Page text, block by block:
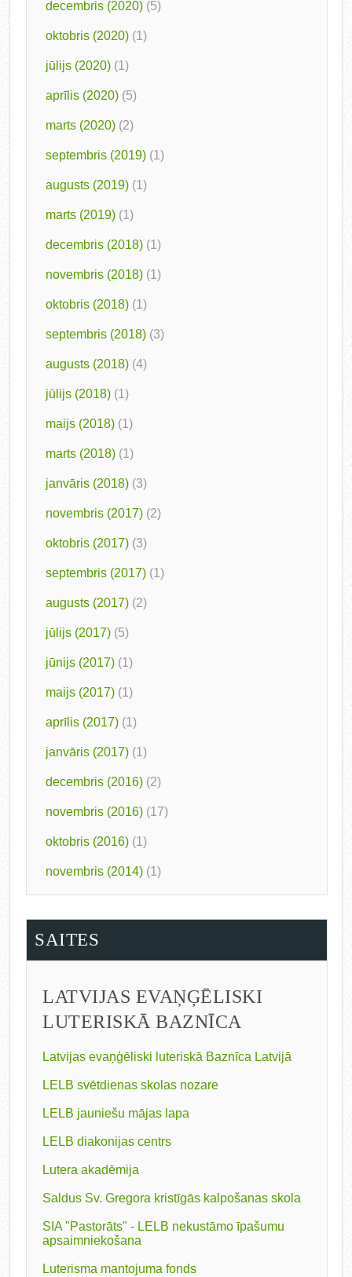
decembris (2020) (5)
oktobris (2020) (1)
jūlijs (2020) (1)
aprīlis (2020) (5)
marts (2020) (2)
septembris (2019) (1)
augusts (2019) (1)
marts (2019) (1)
decembris (2018) (1)
novembris (2018) (1)
oktobris (2018) (1)
septembris (2018) (3)
augusts (2018) (4)
jūlijs (2018) (1)
maijs (2018) (1)
marts (2018) (1)
janvāris (2018) (3)
novembris (2017) (2)
oktobris (2017) (3)
septembris (2017) (1)
augusts (2017) (2)
jūlijs (2017) (5)
jūnijs (2017) (1)
maijs (2017) (1)
aprīlis (2017) (1)
janvāris (2017) (1)
decembris (2016) (2)
novembris (2016) (17)
oktobris (2016) (1)
novembris (2014) (1)
SAITES
LATVIJAS EVAŅĢĒLISKI
LUTERISKĀ BAZNĪCA
Latvijas evaņģēliski luteriskā Baznīca Latvijā
LELB svētdienas skolas nozare
LELB jauniešu mājas lapa
LELB diakonijas centrs
Lutera akadēmija
Saldus Sv. Gregora kristīgās kalpošanas skola
SIA "Pastorāts" - LELB nekustāmo īpašumu
apsaimniekošana
Luterisma mantojuma fonds